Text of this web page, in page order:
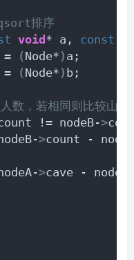
排序
void * a, const
=
(Node* ) a;
=
(Node* ) b;
数，若相同则比较山洞
!= nodeB->
>count -
>cave -